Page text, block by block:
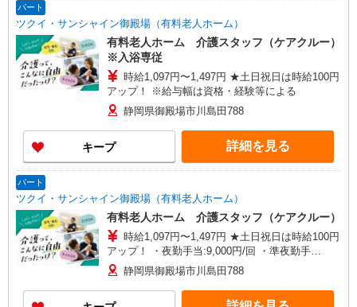
パート
ツクイ・サンシャイン御殿場（有料老人ホーム）
有料老人ホーム 介護スタッフ（ケアクルー）
※入浴専従
時給1,097円〜1,497円 ★土日祝日は時給100円
アップ！ ※給与幅は資格・経験等による
静岡県御殿場市川島田788
キープ 詳細を見る
パート
ツクイ・サンシャイン御殿場（有料老人ホーム）
有料老人ホーム 介護スタッフ（ケアクルー）
時給1,097円〜1,497円 ★土日祝日は時給100円
アップ！ ・夜勤手当:9,000円/回 ・準夜勤手
当:4,500円/回 ※給与幅は資格・経験等による
静岡県御殿場市川島田788